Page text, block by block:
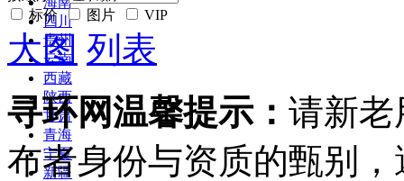
四川
贵州
云南
西藏
陕西
甘肃
青海
宁夏
新疆
标价
图片 VIP
大图 列表
寻环网温馨提示： 请新老
布者身份与资质的甄别